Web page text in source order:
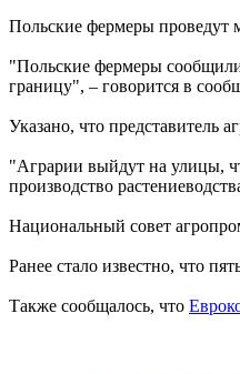
Польские фермеры проведут
"Польские фермеры
границу", – говорится в
Указано, что представитель
"Аграрии выйдут на улицы,
производство
Национальный совет
Ранее стало известно, что
Также сообщалось, что